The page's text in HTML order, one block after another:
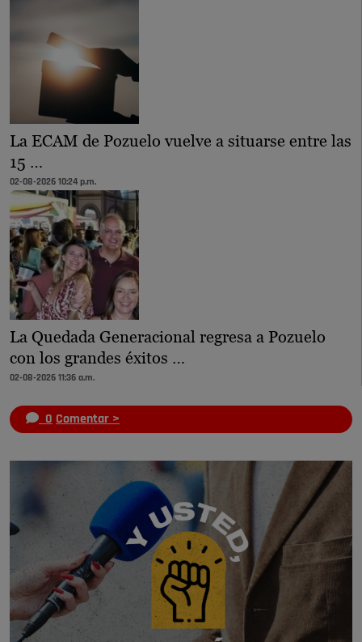
La ECAM de Pozuelo vuelve a situarse entre las
15 …
02-08-2026 10:24 p.m.
La Quedada Generacional regresa a Pozuelo
con los grandes éxitos …
02-08-2026 11:36 a.m.
0 Comentar >